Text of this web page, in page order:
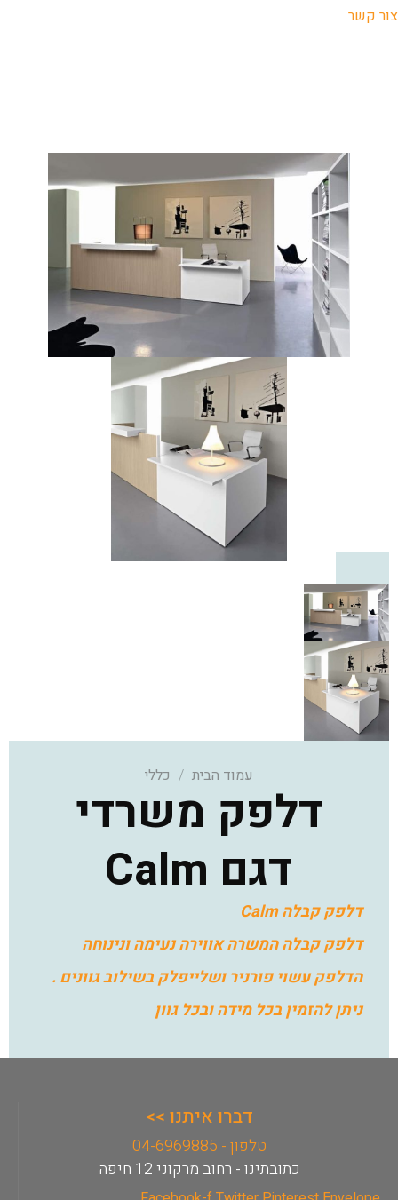
צור קשר
עמוד הבית / כללי
דלפק משרדי
דגם Calm
דלפק קבלה Calm
דלפק קבלה המשרה אווירה נעימה ונינוחה
הדלפק עשוי פורניר ושלייפלק בשילוב גוונים .
ניתן להזמין בכל מידה ובכל גוון
דברו איתנו >>
טלפון - 04-6969885
כתובתינו - רחוב מרקוני 12 חיפה